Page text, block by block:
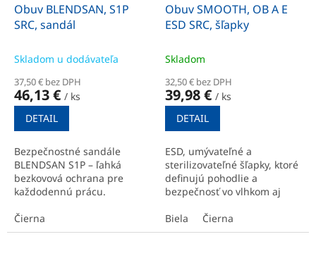
Obuv BLENDSAN, S1P
SRC, sandál
Skladom u dodávateľa
37,50 € bez DPH
46,13 € / ks
DETAIL
Bezpečnostné sandále
BLENDSAN S1P – ľahká
bezkovová ochrana pre
každodennú prácu.
Čierna
Obuv SMOOTH, OB A E
ESD SRC, šľapky
Skladom
32,50 € bez DPH
39,98 € / ks
DETAIL
ESD, umývateľné a
sterilizovateľné šľapky, ktoré
definujú pohodlie a
bezpečnosť vo vlhkom aj
Biela
Čierna